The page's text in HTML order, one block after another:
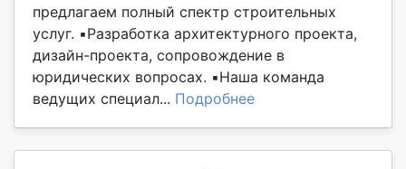
предлагаем полный спектр строительных
услуг. ▪️Разработка архитектурного проекта,
дизайн-проекта, сопровождение в
юридических вопросах. ▪️Наша команда
ведущих специал... Подробнее